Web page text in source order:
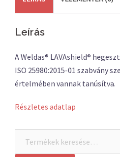
Leírás
A Weldas® LAVAshield®
ISO 25980:2015-01 szabvány
értelmében vannak tanúsítva.
Részletes adatlap